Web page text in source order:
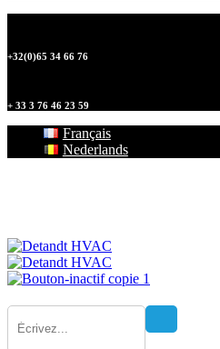
+32(0)65 34 66 76
+ 33 3 76 46 23 59
Français
Nederlands